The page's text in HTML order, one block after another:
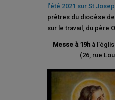
l’été 2021 sur St
prêtres du diocèse
sur le travail, du père
Messe à 19h à
(26, rue